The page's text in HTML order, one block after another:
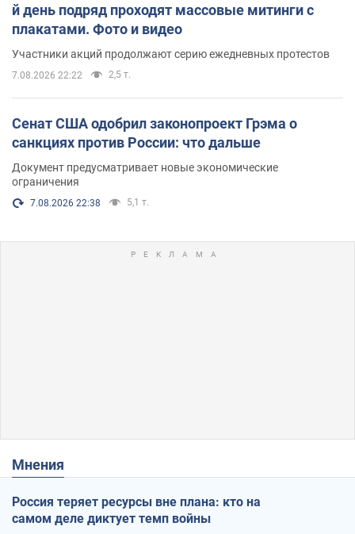
й день подряд проходят массовые митинги с
плакатами. Фото и видео
Участники акций продолжают серию ежедневных протестов
7.08.2026 22:22 2,5 т.
Сенат США одобрил законопроект Грэма о
санкциях против России: что дальше
Документ предусматривает новые экономические
ограничения
7.08.2026 22:38 5,1 т.
Мнения
Россия теряет ресурсы вне плана: кто на
самом деле диктует темп войны